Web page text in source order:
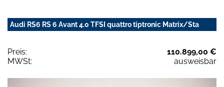
Audi RS6 RS 6 Avant 4.0 TFSI quattro tiptronic Matrix/Sta
Preis:
110.899,00 €
MWSt:
ausweisbar